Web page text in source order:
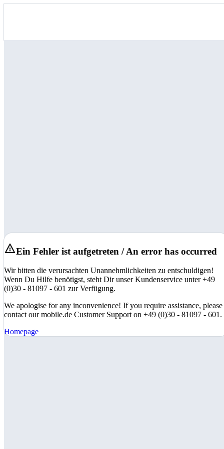
Ein Fehler ist aufgetreten / An error has occurred
Wir bitten die verursachten Unannehmlichkeiten zu entschuldigen!
Wenn Du Hilfe benötigst, steht Dir unser Kundenservice unter +49
(0)30 - 81097 - 601 zur Verfügung.
We apologise for any inconvenience! If you require assistance, please
contact our mobile.de Customer Support on +49 (0)30 - 81097 - 601.
Homepage